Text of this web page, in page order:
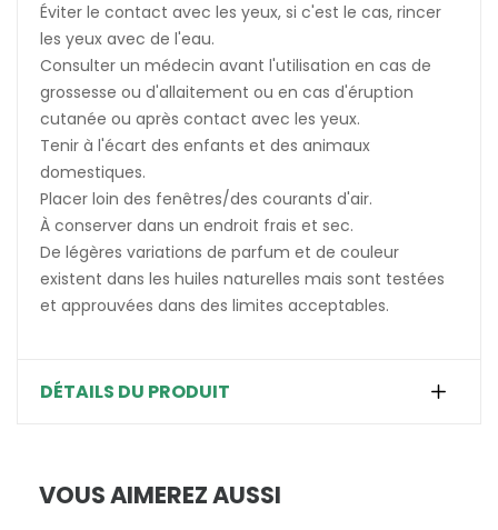
Éviter le contact avec les yeux, si c'est le cas, rincer
les yeux avec de l'eau.
Consulter un médecin avant l'utilisation en cas de
grossesse ou d'allaitement ou en cas d'éruption
cutanée ou après contact avec les yeux.
Tenir à l'écart des enfants et des animaux
domestiques.
Placer loin des fenêtres/des courants d'air.
À conserver dans un endroit frais et sec.
De légères variations de parfum et de couleur
existent dans les huiles naturelles mais sont testées
et approuvées dans des limites acceptables.
DÉTAILS DU PRODUIT
VOUS AIMEREZ AUSSI